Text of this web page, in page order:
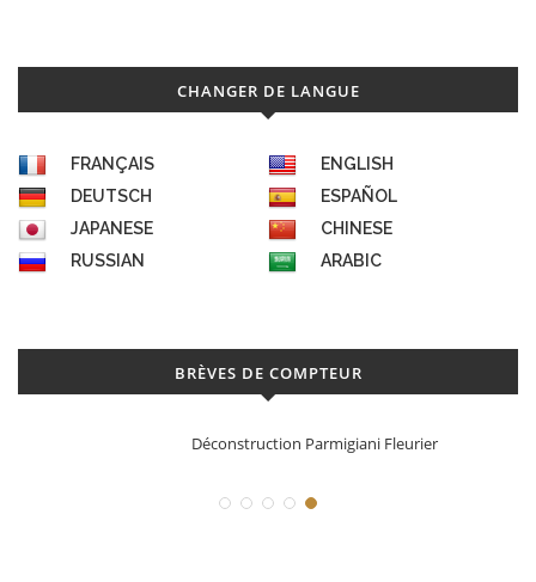
CHANGER DE LANGUE
FRANÇAIS
ENGLISH
DEUTSCH
ESPAÑOL
JAPANESE
CHINESE
RUSSIAN
ARABIC
BRÈVES DE COMPTEUR
Déconstruction Parmigiani Fleurier